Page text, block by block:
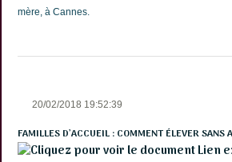
mère, à Cannes.
20/02/2018 19:52:39
FAMILLES D’ACCUEIL : COMMENT ÉLEVER SANS
Lien